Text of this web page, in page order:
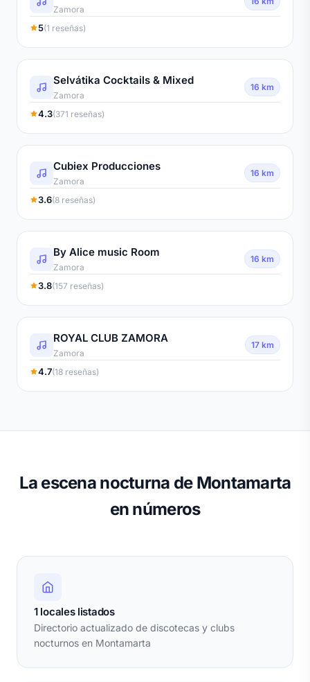
Zamora
5(1 reseñas)
Selvátika Cocktails & Mixed
Zamora
16 km
4.3(371 reseñas)
Cubiex Producciones
Zamora
16 km
3.6(8 reseñas)
By Alice music Room
Zamora
16 km
3.8(157 reseñas)
ROYAL CLUB ZAMORA
Zamora
17 km
4.7(18 reseñas)
La escena nocturna de Montamarta
en números
1 locales listados
Directorio actualizado de discotecas y clubs
nocturnos en Montamarta